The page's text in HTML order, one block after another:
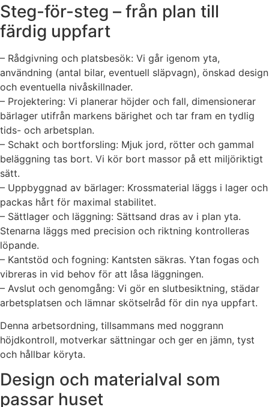
Steg-för-steg – från plan till
färdig uppfart
– Rådgivning och platsbesök: Vi går igenom yta,
användning (antal bilar, eventuell släpvagn), önskad design
och eventuella nivåskillnader.
– Projektering: Vi planerar höjder och fall, dimensionerar
bärlager utifrån markens bärighet och tar fram en tydlig
tids- och arbetsplan.
– Schakt och bortforsling: Mjuk jord, rötter och gammal
beläggning tas bort. Vi kör bort massor på ett miljöriktigt
sätt.
– Uppbyggnad av bärlager: Krossmaterial läggs i lager och
packas hårt för maximal stabilitet.
– Sättlager och läggning: Sättsand dras av i plan yta.
Stenarna läggs med precision och riktning kontrolleras
löpande.
– Kantstöd och fogning: Kantsten säkras. Ytan fogas och
vibreras in vid behov för att låsa läggningen.
– Avslut och genomgång: Vi gör en slutbesiktning, städar
arbetsplatsen och lämnar skötselråd för din nya uppfart.
Denna arbetsordning, tillsammans med noggrann
höjdkontroll, motverkar sättningar och ger en jämn, tyst
och hållbar köryta.
Design och materialval som
passar huset